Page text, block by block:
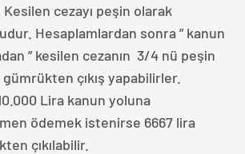
cezayı peşin olarak
Hesaplamlardan sonra ” kanun
” kesilen cezanın 3/4 nü peşin
çıkış yapabilirler.
Lira kanun yoluna
ödemek istenirse 6667 lira
çıkılabilir.